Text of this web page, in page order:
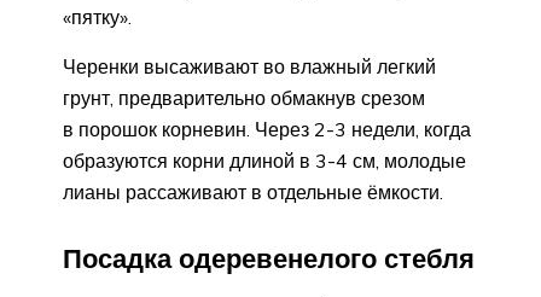
«пятку».
Черенки высаживают во влажный легкий
грунт, предварительно обмакнув срезом
в порошок корневин. Через 2-3 недели, когда
образуются корни длиной в 3-4 см, молодые
лианы рассаживают в отдельные ёмкости.
Посадка одеревенелого стебля